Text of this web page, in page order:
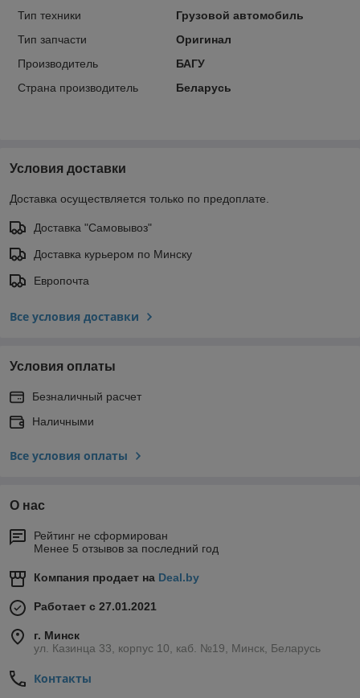
Тип техники
Грузовой автомобиль
Тип запчасти
Оригинал
Производитель
БАГУ
Страна производитель
Беларусь
Условия доставки
Доставка осуществляется только по предоплате.
Доставка "Самовывоз"
Доставка курьером по Минску
Европочта
Все условия доставки
Условия оплаты
Безналичный расчет
Наличными
Все условия оплаты
О нас
Рейтинг не сформирован
Менее 5 отзывов за последний год
Компания продает на Deal.by
Работает с 27.01.2021
г. Минск
ул. Казинца 33, корпус 10, каб. №19, Минск, Беларусь
Контакты